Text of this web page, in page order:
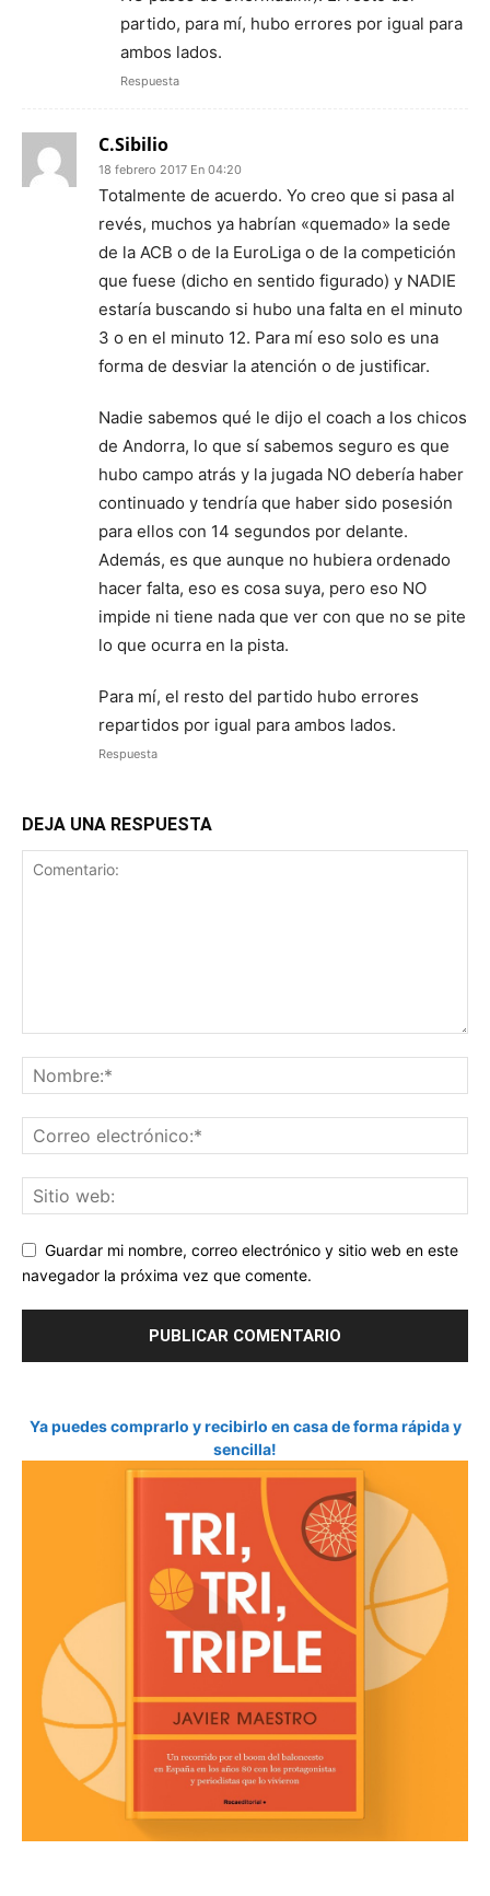
partido, para mí, hubo errores por igual para
ambos lados.
Respuesta
C.Sibilio
18 febrero 2017 En 04:20
Totalmente de acuerdo. Yo creo que si pasa al
revés, muchos ya habrían «quemado» la sede
de la ACB o de la EuroLiga o de la competición
que fuese (dicho en sentido figurado) y NADIE
estaría buscando si hubo una falta en el minuto
3 o en el minuto 12. Para mí eso solo es una
forma de desviar la atención o de justificar.
Nadie sabemos qué le dijo el coach a los chicos
de Andorra, lo que sí sabemos seguro es que
hubo campo atrás y la jugada NO debería haber
continuado y tendría que haber sido posesión
para ellos con 14 segundos por delante.
Además, es que aunque no hubiera ordenado
hacer falta, eso es cosa suya, pero eso NO
impide ni tiene nada que ver con que no se pite
lo que ocurra en la pista.
Para mí, el resto del partido hubo errores
repartidos por igual para ambos lados.
Respuesta
DEJA UNA RESPUESTA
Guardar mi nombre, correo electrónico y sitio web en este
navegador la próxima vez que comente.
Ya puedes comprarlo y recibirlo en casa de forma rápida y
sencilla!